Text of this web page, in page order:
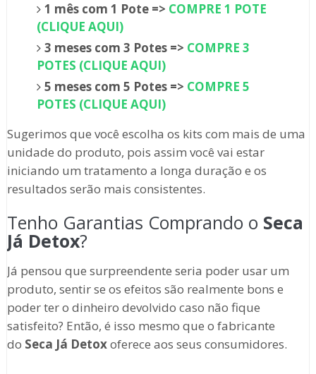
1 mês com 1 Pote => COMPRE 1 POTE
(CLIQUE AQUI)
3 meses com 3 Potes => COMPRE 3
POTES (CLIQUE AQUI)
5 meses com 5 Potes => COMPRE 5
POTES (CLIQUE AQUI)
Sugerimos que você escolha os kits com mais de uma
unidade do produto, pois assim você vai estar
iniciando um tratamento a longa duração e os
resultados serão mais consistentes.
Tenho Garantias Comprando o Seca
Já Detox?
Já pensou que surpreendente seria poder usar um
produto, sentir se os efeitos são realmente bons e
poder ter o dinheiro devolvido caso não fique
satisfeito? Então, é isso mesmo que o fabricante
do Seca Já Detoxoferece aos seus consumidores.